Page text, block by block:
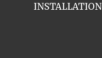
INSTALLATION